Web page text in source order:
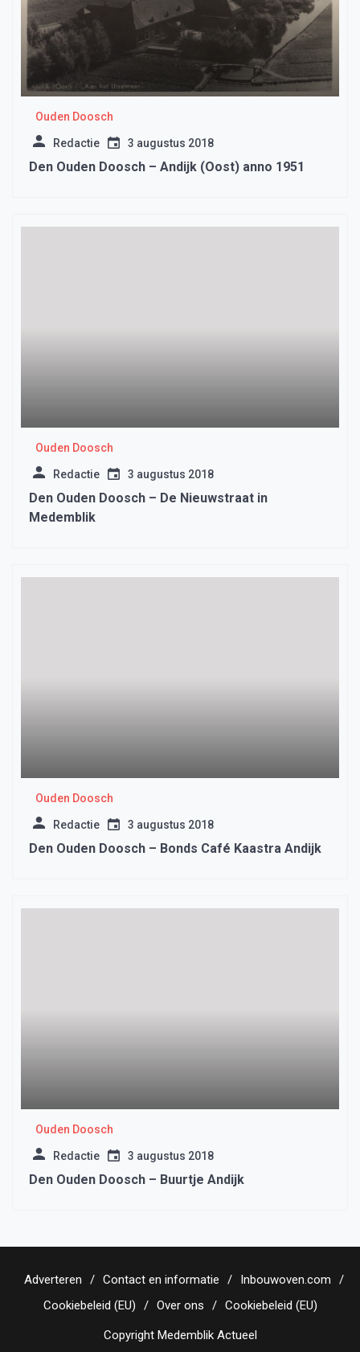
Ouden Doosch
Redactie 3 augustus 2018
Den Ouden Doosch – Andijk (Oost) anno 1951
Ouden Doosch
Redactie 3 augustus 2018
Den Ouden Doosch – De Nieuwstraat in
Medemblik
Ouden Doosch
Redactie 3 augustus 2018
Den Ouden Doosch – Bonds Café Kaastra Andijk
Ouden Doosch
Redactie 3 augustus 2018
Den Ouden Doosch – Buurtje Andijk
Adverteren Contact en informatie
Inbouwoven.com
Cookiebeleid (EU)
Over ons Cookiebeleid (EU)
Copyright Medemblik Actueel